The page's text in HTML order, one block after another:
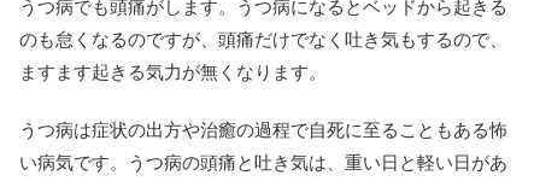
うつ病でも頭痛がします。うつ病になるとベッドから起きる
のも怠くなるのですが、頭痛だけでなく吐き気もするので、
ますます起きる気力が無くなります。
うつ病は症状の出方や治癒の過程で自死に至ることもある怖
い病気です。うつ病の頭痛と吐き気は、重い日と軽い日があ